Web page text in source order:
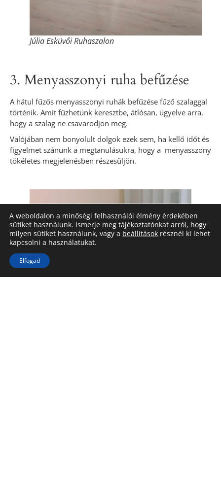
Júlia Esküvői Ruhaszalon
3. Menyasszonyi ruha befűzése
A hátul fűzős menyasszonyi ruhák befűzése fűző szalaggal
történik. Amit fűzhetünk keresztbe, átlósan, ügyelve arra,
hogy a szalag ne csavarodjon meg.
Valójában nem bonyolult dolgok ezek sem, ha kellő időt és
figyelmet szánunk a megtanulásukra, hogy a menyasszony
tökéletes megjelenésben részesüljön.
A weboldalon a minőségi felhasználói élmény érdekében
sütiket használunk. Ismerje meg tájékoztatónkat arról, hogy
milyen sütiket használunk, vagy a beállítások résznél ki lehet
kapcsolni a használatukat.
Elfogad